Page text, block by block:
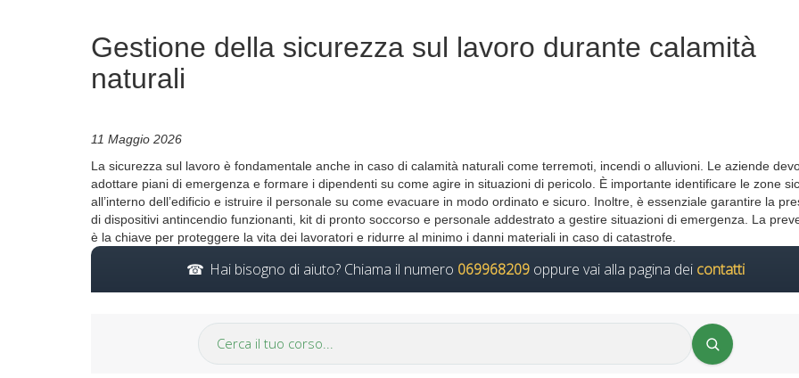
Gestione della sicurezza sul lavoro durante calamità
naturali
11 Maggio 2026
La sicurezza sul lavoro è fondamentale anche in caso di calamità naturali come terremoti, incendi o alluvioni. Le aziende
adottare piani di emergenza e formare i dipendenti su come agire in situazioni di pericolo. È importante identificare le zone
all’interno dell’edificio e istruire il personale su come evacuare in modo ordinato e sicuro. Inoltre, è essenziale garantire la
di dispositivi antincendio funzionanti, kit di pronto soccorso e personale addestrato a gestire situazioni di emergenza. La
è la chiave per proteggere la vita dei lavoratori e ridurre al minimo i danni materiali in caso di catastrofe.
Hai bisogno di aiuto? Chiama il numero 069968209 oppure vai alla pagina dei contatti